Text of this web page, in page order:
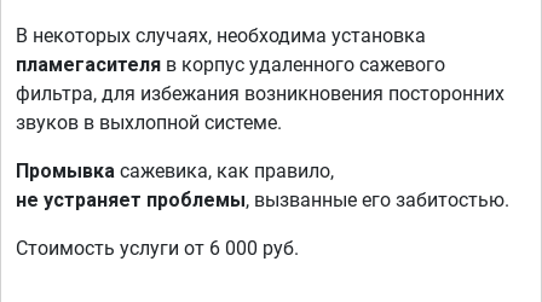
В некоторых случаях, необходима установка
пламегасителя в корпус удаленного сажевого
фильтра, для избежания возникновения посторонних
звуков в выхлопной системе.
Промывка сажевика, как правило,
не устраняет проблемы, вызванные его забитостью.
Стоимость услуги от 6 000 руб.